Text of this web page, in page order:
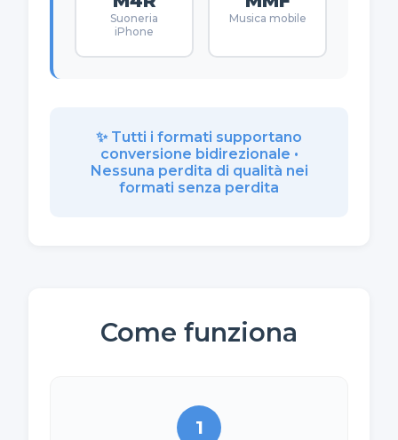
Suoneria
iPhone
Musica mobile
✨ Tutti i formati supportano
conversione bidirezionale •
Nessuna perdita di qualità nei
formati senza perdita
Come funziona
1